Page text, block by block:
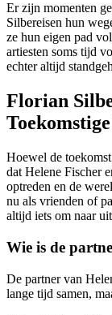
Er zijn momenten
Silbereisen hun
ze hun eigen pad
artiesten soms tijd
echter altijd
Florian
Hoewel de
dat Helene Fischer
optreden en de
nu als vrienden of
altijd iets om naar
Wie is de
De partner van
lange tijd samen,